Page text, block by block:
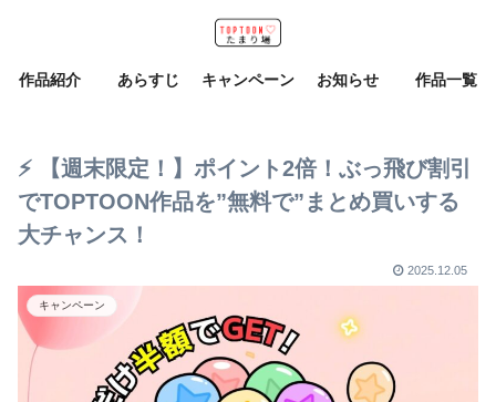
作品紹介 あらすじ キャンペーン お知らせ 作品一覧
⚡️ 【週末限定！】ポイント2倍！ぶっ飛び割引
でTOPTOON作品を”無料で”まとめ買いする
大チャンス！
2025.12.05
キャンペーン